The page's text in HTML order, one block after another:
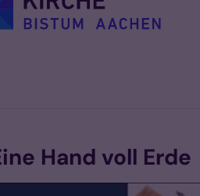
Hand voll Erde